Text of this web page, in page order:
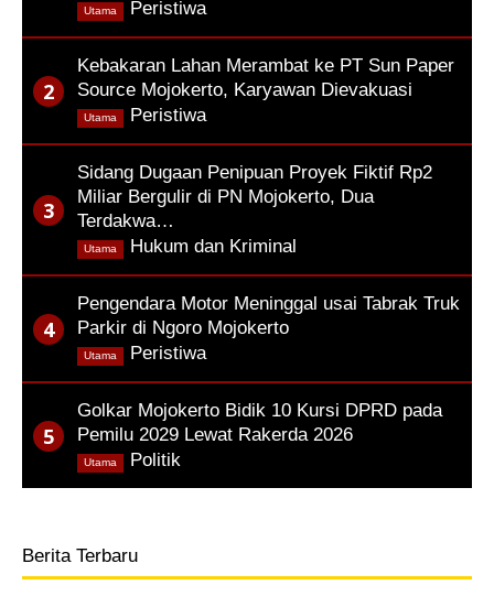
Peristiwa,
Utama
Kebakaran Lahan Merambat ke PT Sun Paper
Source Mojokerto, Karyawan Dievakuasi
Peristiwa,
Utama
Sidang Dugaan Penipuan Proyek Fiktif Rp2
Miliar Bergulir di PN Mojokerto, Dua
Terdakwa…
Hukum dan Kriminal
Utama
Pengendara Motor Meninggal usai Tabrak Truk
Parkir di Ngoro Mojokerto
Peristiwa,
Utama
Golkar Mojokerto Bidik 10 Kursi DPRD pada
Pemilu 2029 Lewat Rakerda 2026
Politik
Utama
Berita Terbaru